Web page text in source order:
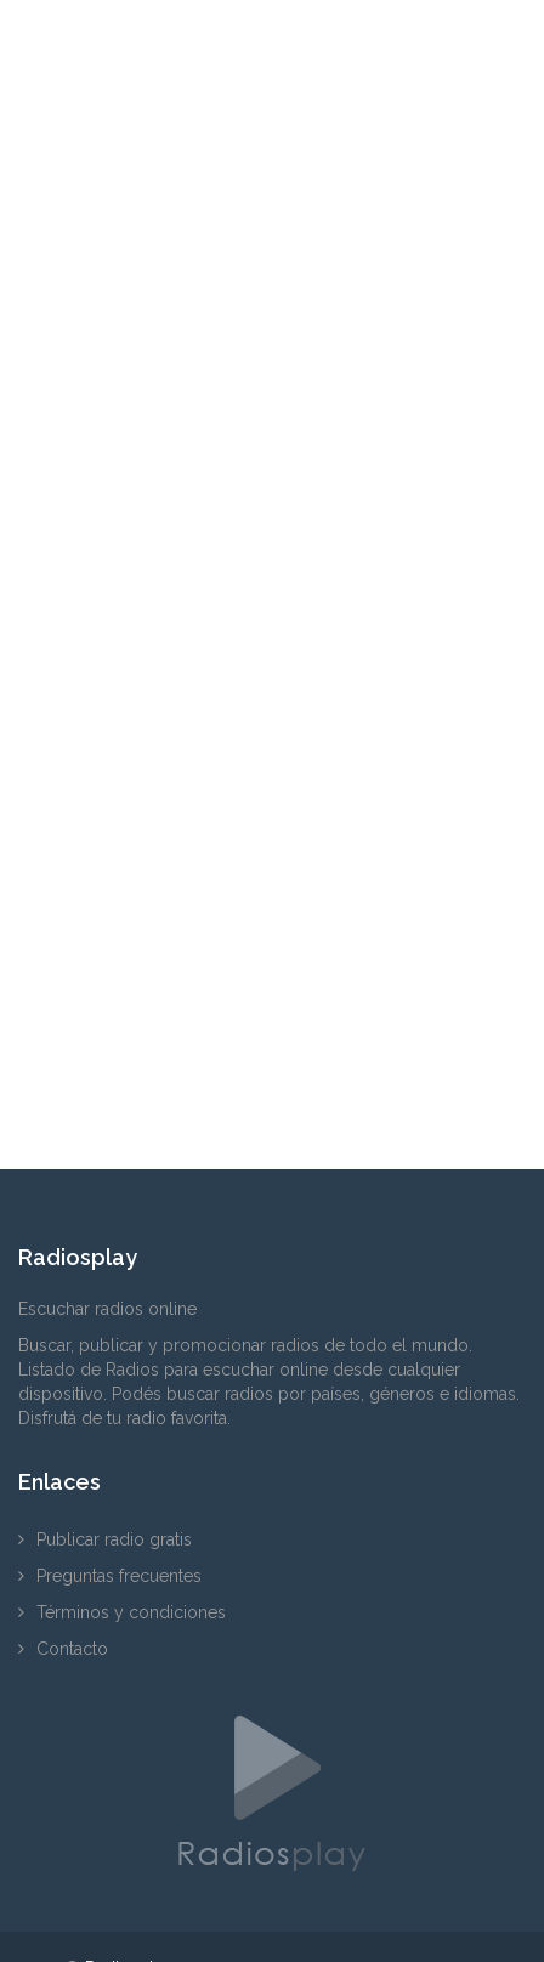
Radiosplay
Escuchar radios online
Buscar, publicar y promocionar radios de todo el mundo.
Listado de Radios para escuchar online desde cualquier
dispositivo. Podés buscar radios por países, géneros e idiomas.
Disfrutá de tu radio favorita.
Enlaces
Publicar radio gratis
Preguntas frecuentes
Términos y condiciones
Contacto